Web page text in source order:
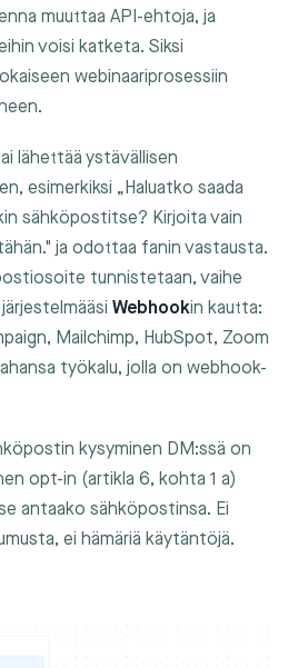
muuttaa API-ehtoja, ja
voisi katketa. Siksi
webinaariprosessiin
lähettää ystävällisen
esimerkiksi „Haluatko saada
sähköpostitse? Kirjoita vain
ja odottaa fanin vastausta.
tunnistetaan, vaihe
Webhookin kautta:
Mailchimp, HubSpot, Zoom
työkalu, jolla on webhook-
kysyminen DM:ssä on
opt-in (artikla 6, kohta 1 a)
antaako sähköpostinsa. Ei
ei hämäriä käytäntöjä.